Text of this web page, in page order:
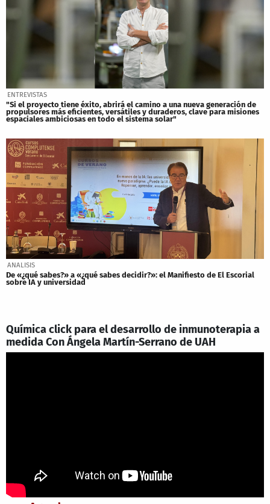
ENTREVISTAS
"Si el proyecto tiene éxito, abrirá el camino a una nueva generación de
propulsores más eficientes, versátiles y duraderos, clave para misiones
espaciales ambiciosas en todo el sistema solar"
ANALISIS
De «¿qué sabes?» a «¿qué sabes decidir?»: el Manifiesto de El Escorial
sobre IA y universidad
Química click para el desarrollo de inmunoterapia a
medida Con Ángela Martín-Serrano de UAH